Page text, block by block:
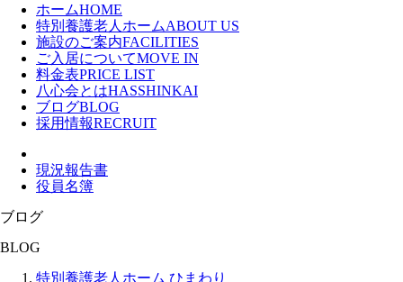
ホームHOME
特別養護老人ホームABOUT US
施設のご案内FACILITIES
ご入居についてMOVE IN
料金表PRICE LIST
八心会とはHASSHINKAI
ブログBLOG
採用情報RECRUIT
現況報告書
役員名簿
ブログ
BLOG
特別養護老人ホーム ひまわり